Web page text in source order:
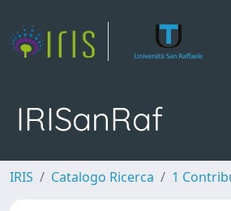
IRISanRaf
IRIS Catalogo Ricerca 1